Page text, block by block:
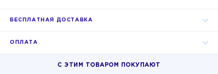
БЕСПЛАТНАЯ ДОСТАВКА
ОПЛАТА
С ЭТИМ ТОВАРОМ ПОКУПАЮТ